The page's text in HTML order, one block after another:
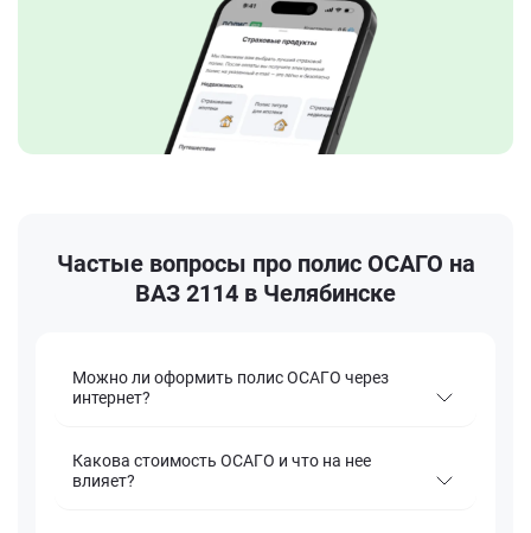
Частые вопросы про полис ОСАГО на
ВАЗ 2114 в Челябинске
Можно ли оформить полис ОСАГО через
интернет?
Какова стоимость ОСАГО и что на нее
влияет?